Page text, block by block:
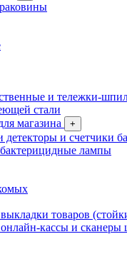
и тележки-
стали
магазина
+
и счетчики
лампы
товаров
кассы и сканеры